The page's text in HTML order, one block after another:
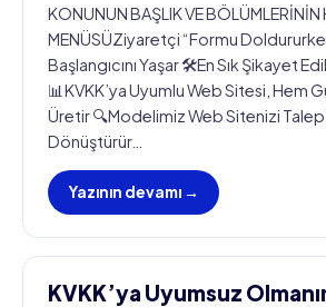
KONUNUN BAŞLIK VE BÖLÜMLERİNİN
MENÜSÜZiyaretçi “Formu
Başlangıcını Yaşar 🛠️En Sık Şikayet
📊KVKK’ya Uyumlu Web Sitesi, Hem
Üretir 🔍Modelimiz Web Sitenizi
Dönüştürür…
Yazının devamı →
KVKK’ya Uyumsuz